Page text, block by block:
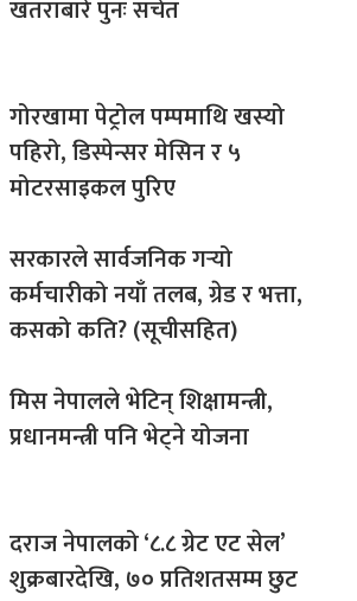
खतराबारे पुनः सचेत
गोरखामा पेट्रोल पम्पमाथि खस्यो
पहिरो, डिस्पेन्सर मेसिन र ५
मोटरसाइकल पुरिए
सरकारले सार्वजनिक गर्‍यो
कर्मचारीको नयाँ तलब, ग्रेड र भत्ता,
कसको कति? (सूचीसहित)
मिस नेपालले भेटिन् शिक्षामन्त्री,
प्रधानमन्त्री पनि भेट्ने योजना
दराज नेपालको ‘८.८ ग्रेट एट सेल’
शुक्रबारदेखि, ७० प्रतिशतसम्म छुट